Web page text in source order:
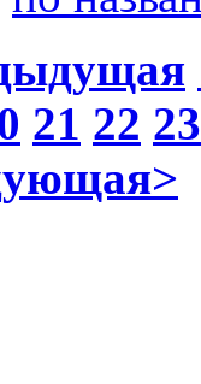
21 22 23